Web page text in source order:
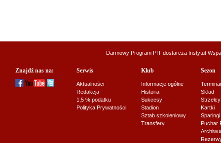
Darmowy Program PIT dostarcza Instytut
Znajdź nas na: Serwis
Aktualności
Redakcja
1,5 % podatku
Polityka Prywatności
Klub
Informacje ogólne
Historia
Sukcesy
Stadion
Sztab szkoleniowy
Transfery
Sezon
Skład
Strzelcy
Kartki
Sparingi
Puchar